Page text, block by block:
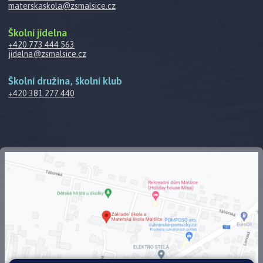
materskaskola@zsmalsice.cz
Školní jídelna
+420 773 444 563
jidelna@zsmalsice.cz
Školní družina, školní klub
+420 381 277 440